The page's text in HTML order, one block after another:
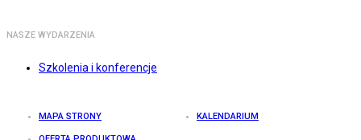
NASZE WYDARZENIA
Szkolenia i konferencje
MAPA STRONY KALENDARIUM